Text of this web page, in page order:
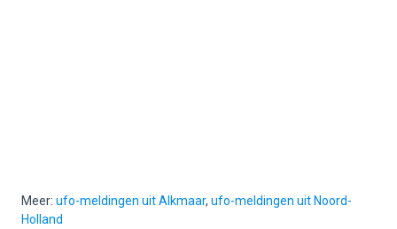
Meer: ufo-meldingen uit Alkmaar, ufo-meldingen uit Noord-
Holland